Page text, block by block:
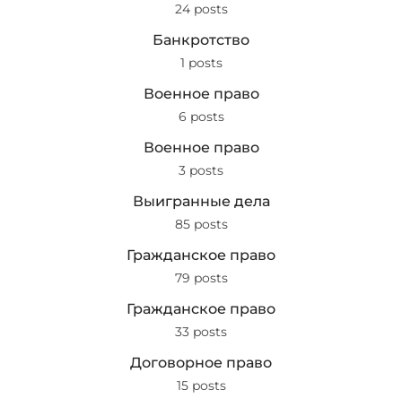
24 posts
Банкротство
1 posts
Военное право
6 posts
Военное право
3 posts
Выигранные дела
85 posts
Гражданское право
79 posts
Гражданское право
33 posts
Договорное право
15 posts